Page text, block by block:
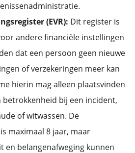
(EVR): Dit register is
andere financiële instellingen
dat een persoon geen nieuwe
of verzekeringen meer kan
hierin mag alleen plaatsvinden
betrokkenheid bij een incident,
of witwassen. De
maximaal 8 jaar, maar
belangenafweging kunnen